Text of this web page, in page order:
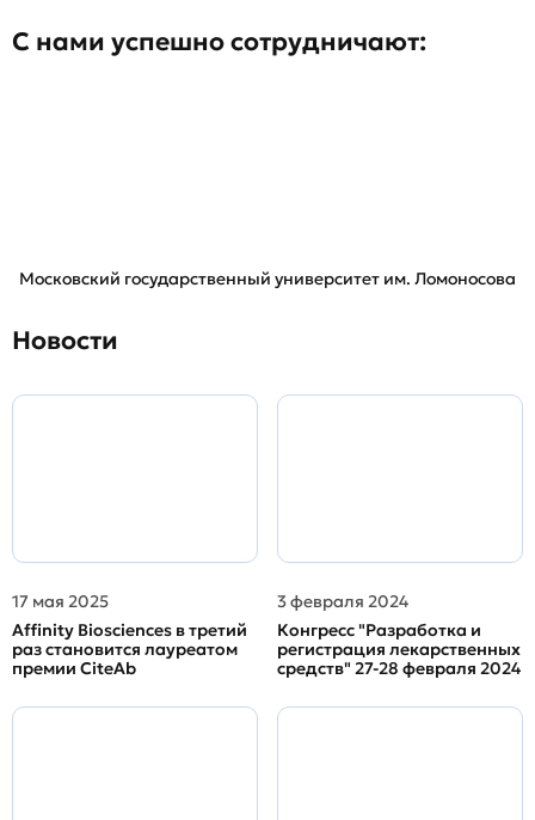
С нами успешно сотрудничают:
Московский государственный университет им. Ломоносова
Новости
17 мая 2025
Affinity Biosciences в третий
раз становится лауреатом
премии CiteAb
3 февраля 2024
Конгресс "Разработка и
регистрация лекарственных
средств" 27-28 февраля 2024